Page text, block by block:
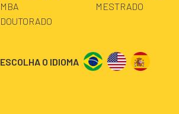
MBA
MESTRADO
DOUTORADO
ESCOLHA O IDIOMA